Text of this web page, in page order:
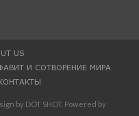
US
И СОТВОРЕНИЕ МИРА
by DOT SHOT. Powered by